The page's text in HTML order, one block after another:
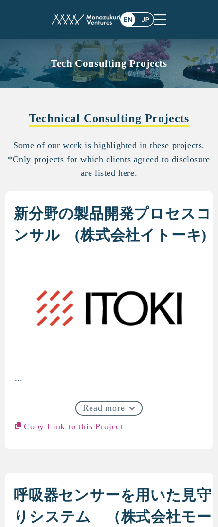
Tech Consulting Projects
Technical Consulting Projects
Some of our work is highlighted in these projects.
*Only projects for which clients agreed to disclosure
are listed here.
新分野の製品開発プロセスコ
ンサル (株式会社イトーキ)
新分野の製品開発プロセス
...
Read more
Copy Link to this Project
呼吸器センサーを用いた見守
りシステム （株式会社モー